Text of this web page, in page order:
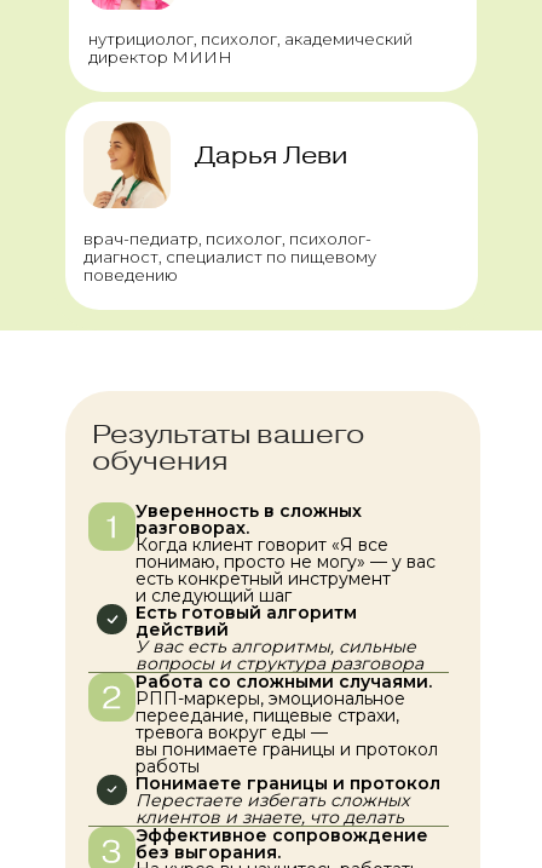
Дарья Леви
врач-педиатр, психолог, психолог-
диагност, специалист по пищевому
поведению
нутрициолог, психолог, академический
директор МИИН
Результаты вашего
обучения
Уверенность в сложных
разговорах.
Когда клиент говорит «Я все
понимаю, просто не могу» — у вас
есть конкретный инструмент
и следующий шаг
Есть готовый алгоритм
действий
У вас есть алгоритмы, сильные
вопросы и структура разговора
Работа со сложными случаями.
РПП-маркеры, эмоциональное
переедание, пищевые страхи,
тревога вокруг еды —
вы понимаете границы и протокол
работы
Понимаете границы и протокол
Перестаете избегать сложных
клиентов и знаете, что делать
Эффективное сопровождение
без выгорания.